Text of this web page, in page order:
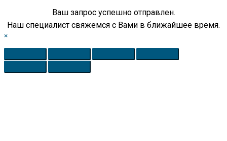
Ваш запрос успешно отправлен.
Наш специалист свяжемся с Вами в ближайшее время.
×